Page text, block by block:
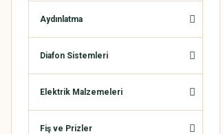
Aydınlatma
Diafon Sistemleri
Elektrik Malzemeleri
Fiş ve Prizler